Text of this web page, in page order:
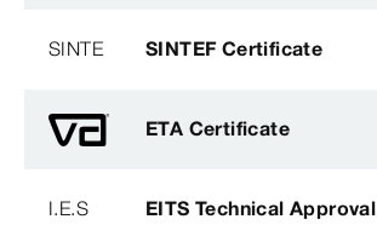
SINTE SINTEF Certificate
ETA Certificate
I.E.S EITS Technical Approval